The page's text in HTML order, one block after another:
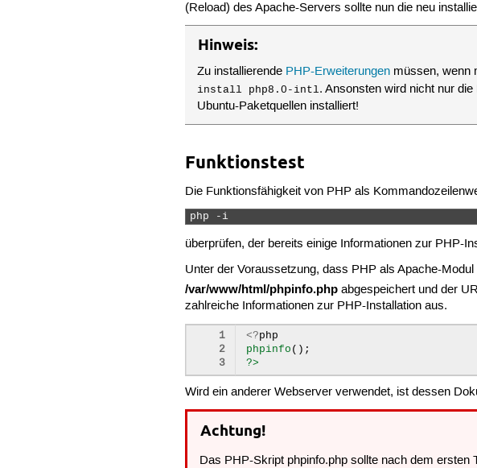
(Reload) des Apache-Servers sollte nun die neu
Hinweis:
Zu installierende PHP-Erweiterungen müssen, wenn
install php8.0-intl. Ansonsten wird nicht nur
Ubuntu-Paketquellen installiert!
Funktionstest
Die Funktionsfähigkeit von PHP als
php -i
überprüfen, der bereits einige Informationen zur PHP-
Unter der Voraussetzung, dass PHP als Apache-
/var/www/html/phpinfo.php abgespeichert und der
zahlreiche Informationen zur PHP-Installation aus.
1
2
3
<?php
phpinfo ();
?>
Wird ein anderer Webserver verwendet, ist dessen
Achtung!
Das PHP-Skript phpinfo.php sollte nach dem